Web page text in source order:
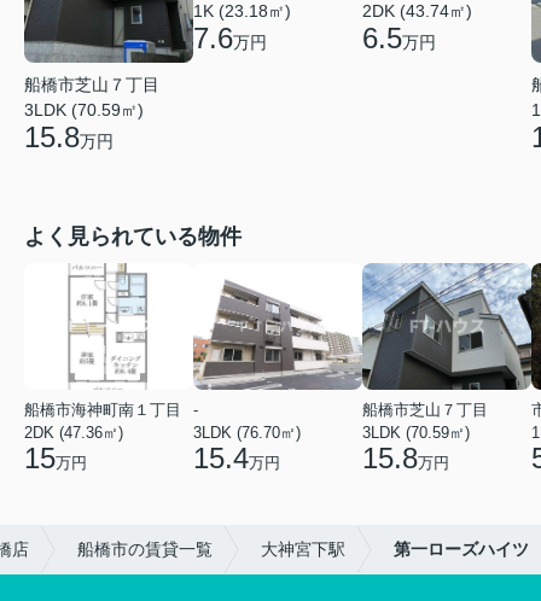
船橋市芝山７丁目
3LDK (70.59㎡)
15.8万円
1K (23.18㎡)
7.6万円
2DK (43.74㎡)
6.5万円
よく見られている物件
船橋市海神町南１丁目
2DK (47.36㎡)
15万円
-
3LDK (76.70㎡)
15.4万円
船橋市芝山７丁目
3LDK (70.59㎡)
15.8万円
店 船橋市の賃貸一覧 大神宮下駅 第一ローズハイツ